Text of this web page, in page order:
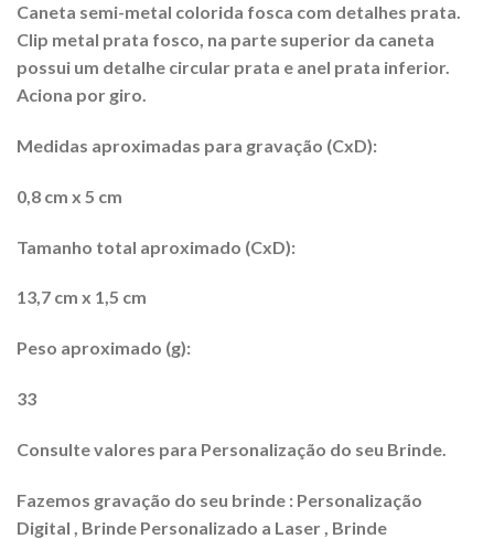
Caneta semi-metal colorida fosca com detalhes prata.
Clip metal prata fosco, na parte superior da caneta
possui um detalhe circular prata e anel prata inferior.
Aciona por giro.
Medidas aproximadas para gravação (CxD):
0,8 cm x 5 cm
Tamanho total aproximado (CxD):
13,7 cm x 1,5 cm
Peso aproximado (g):
33
Consulte valores para Personalização do seu Brinde.
Fazemos gravação do seu brinde : Personalização
Digital , Brinde Personalizado a Laser , Brinde